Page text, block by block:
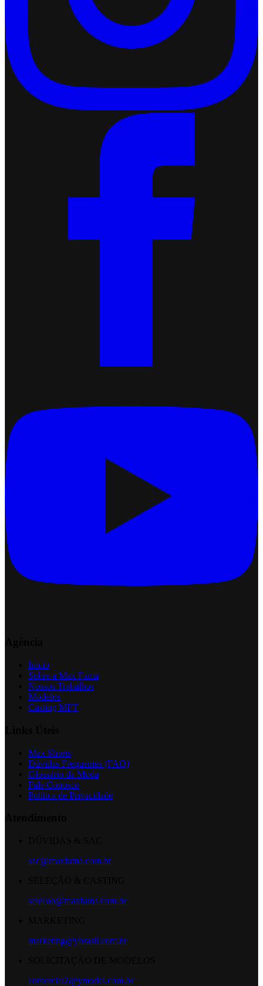
Início
Sobre a Max Fama
Nossos Trabalhos
Modelos
Casting MFT
Max Shorts
Dúvidas Frequentes (FAQ)
Glossário da Moda
Fale Conosco
Política de Privacidade
sac@maxfama.com.br
selecao@maxfama.com.br
marketing@ybrasil.com.br
comercial2@ymodel.com.br